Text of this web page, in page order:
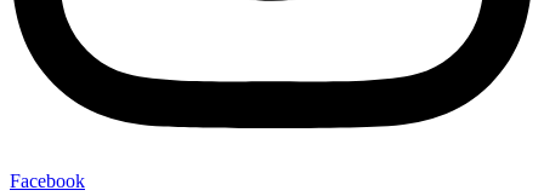
Facebook